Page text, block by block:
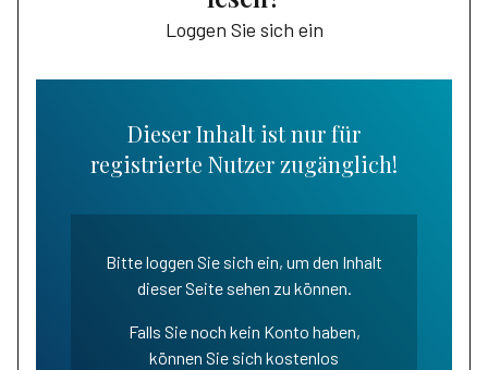
Loggen Sie sich ein
Dieser Inhalt ist nur für
registrierte Nutzer zugänglich!
Bitte loggen Sie sich ein, um den Inhalt
dieser Seite sehen zu können.
Falls Sie noch kein Konto haben,
können Sie sich kostenlos